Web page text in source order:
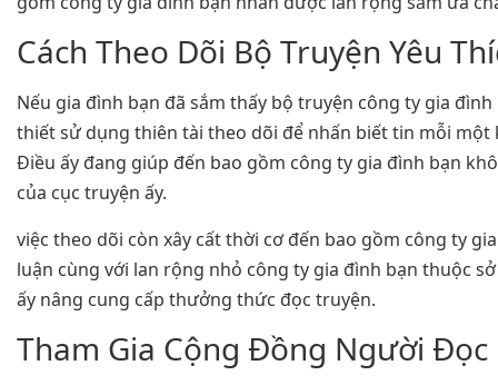
Cách Theo Dõi Bộ Truyện Yêu
Nếu gia đình bạn đã sắm thấy bộ truyện công ty gia
thiết sử dụng thiên tài theo dõi để nhấn biết tin mỗi một
Điều ấy đang giúp đến bao gồm công ty gia đình bạn
của cục truyện ấy.
việc theo dõi còn xây cất thời cơ đến bao gồm công ty
luận cùng với lan rộng nhỏ công ty gia đình bạn thuộc
ấy nâng cung cấp thưởng thức đọc truyện.
Tham Gia Cộng Đồng Người Đọc